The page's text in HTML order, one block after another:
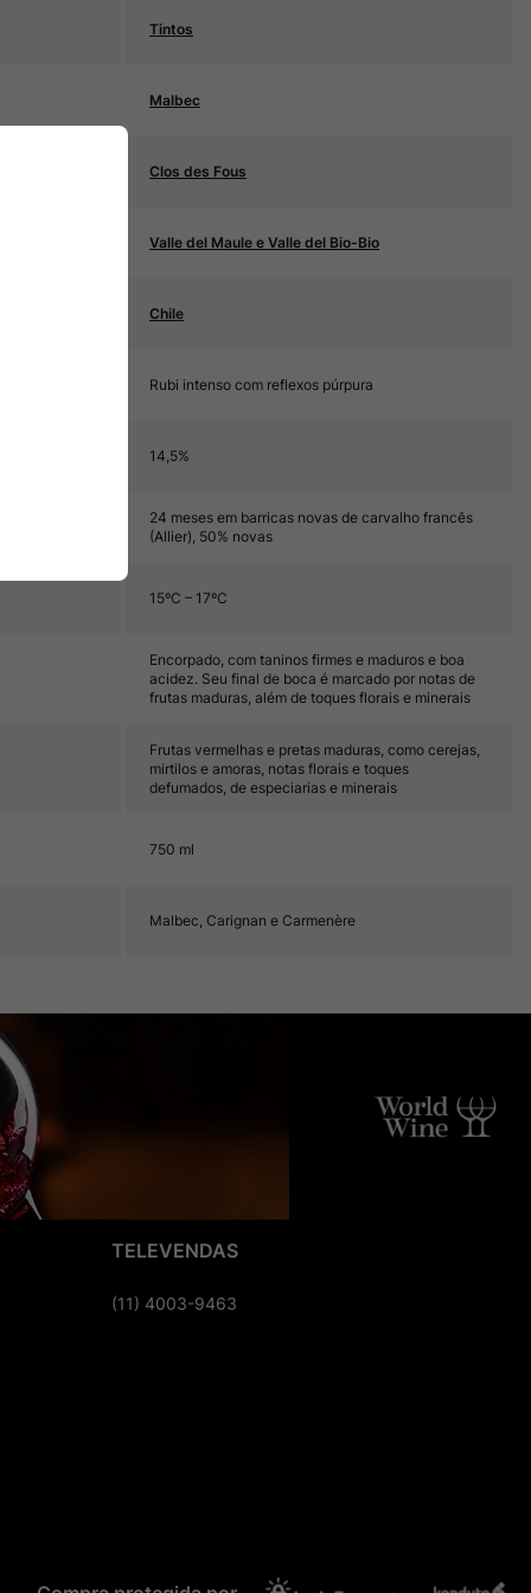
Tintos
Malbec
Clos des Fous
Valle del Maule e Valle del Bio-Bio
Chile
Rubi intenso com reflexos púrpura
14,5%
24 meses em barricas novas de carvalho francês
(Allier), 50% novas
15ºC – 17ºC
Encorpado, com taninos firmes e maduros e boa
acidez. Seu final de boca é marcado por notas de
frutas maduras, além de toques florais e minerais
Frutas vermelhas e pretas maduras, como cerejas,
mirtilos e amoras, notas florais e toques
defumados, de especiarias e minerais
750 ml
Malbec, Carignan e Carmenère
TELEVENDAS
(11) 4003-9463